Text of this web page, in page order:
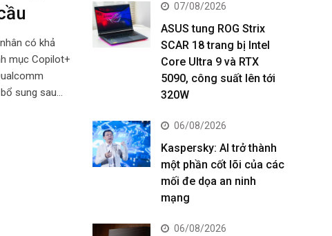
có khả
mục Copilot+
sung sau…
07/08/2026
ASUS tung ROG Strix
SCAR 18 trang bị Intel
Core Ultra 9 và RTX
5090, công suất lên tới
320W
06/08/2026
Kaspersky: AI trở thành
một phần cốt lõi của các
mối đe dọa an ninh
mạng
06/08/2026